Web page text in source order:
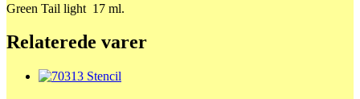
Green Tail light 17 ml.
Relaterede varer